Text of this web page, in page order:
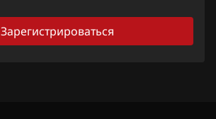
Зарегистрироваться